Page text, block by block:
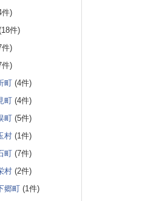
件)
件)
件)
件)
町 (4件)
町 (4件)
町 (5件)
村 (1件)
町 (7件)
村 (2件)
郷町 (1件)